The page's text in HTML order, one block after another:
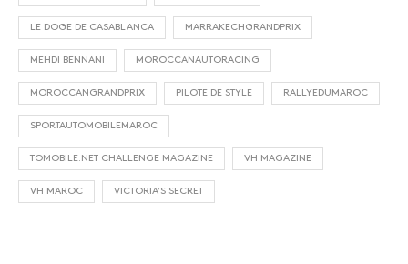
LE DOGE DE CASABLANCA MARRAKECHGRANDPRIX
MEHDI BENNANI MOROCCANAUTORACING
MOROCCANGRANDPRIX PILOTE DE STYLE RALLYEDUMAROC
SPORTAUTOMOBILEMAROC
TOMOBILE.NET CHALLENGE MAGAZINE VH MAGAZINE
VH MAROC VICTORIA’S SECRET